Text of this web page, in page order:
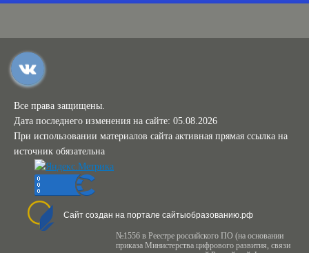
Все права защищены.
Дата последнего изменения на сайте: 05.08.2026
При использовании материалов сайта активная прямая ссылка на
источник обязательна
Сайт создан на портале сайтыобразованию.рф
№1556 в Реестре российского ПО (на основании
приказа Министерства цифрового развития, связи